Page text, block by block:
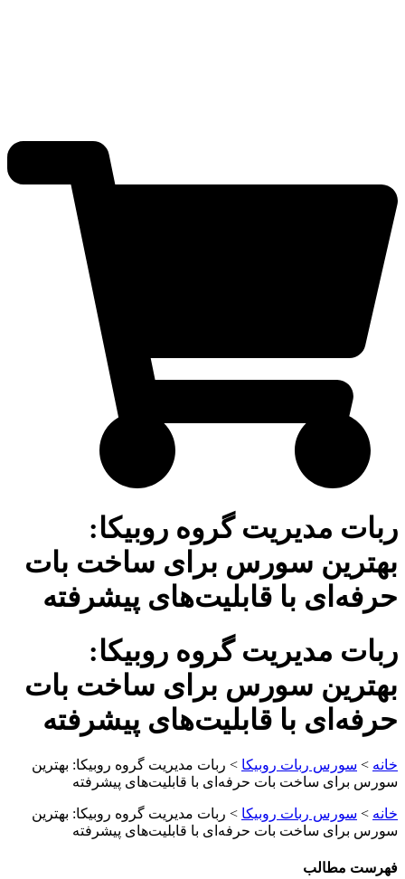
ربات مدیریت گروه روبیکا:
بهترین سورس برای ساخت بات
حرفه‌ای با قابلیت‌های پیشرفته
ربات مدیریت گروه روبیکا:
بهترین سورس برای ساخت بات
حرفه‌ای با قابلیت‌های پیشرفته
خانه > سورس ربات روبیکا > ربات مدیریت گروه روبیکا: بهترین
سورس برای ساخت بات حرفه‌ای با قابلیت‌های پیشرفته
خانه > سورس ربات روبیکا > ربات مدیریت گروه روبیکا: بهترین
سورس برای ساخت بات حرفه‌ای با قابلیت‌های پیشرفته
فهرست مطالب